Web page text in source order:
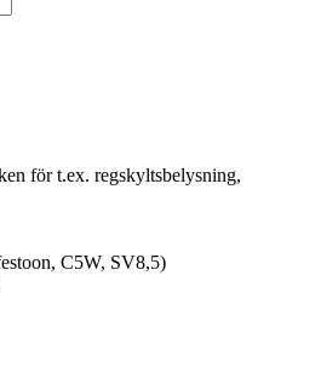
för t.ex. regskyltsbelysning,
C5W, SV8,5)